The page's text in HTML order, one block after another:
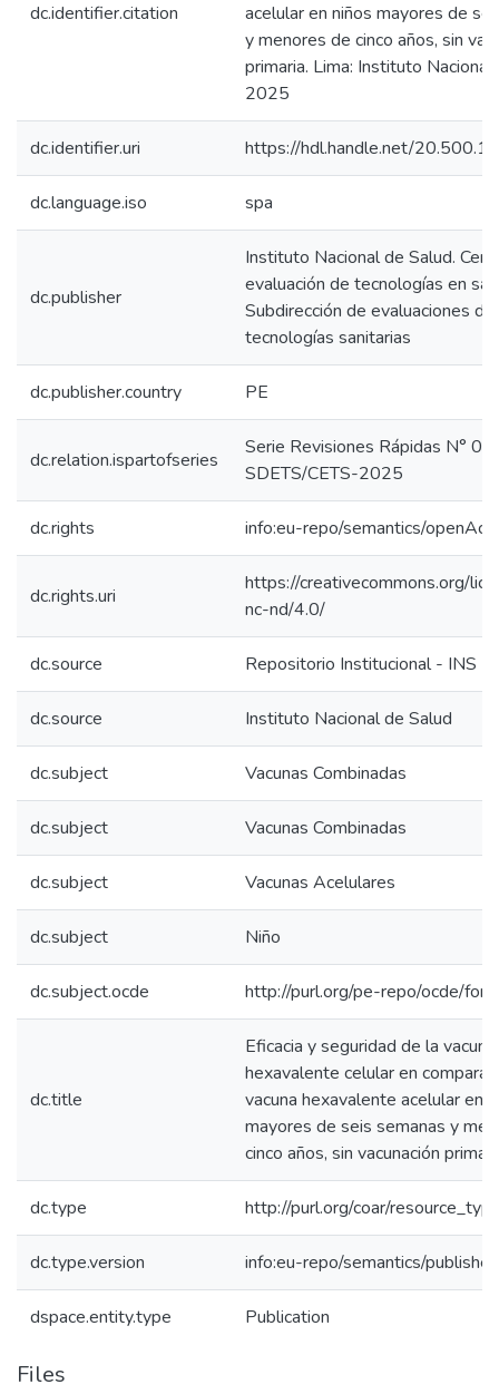
dc.identifier.citation
acelular en niños mayores de
y menores de cinco años, sin
primaria. Lima: Instituto Nacional
2025
dc.identifier.uri https://hdl.handle.net/
dc.language.iso spa
dc.publisher
Instituto Nacional de Salud.
evaluación de tecnologías en
Subdirección de evaluaciones de
tecnologías sanitarias
dc.publisher.country PE
dc.relation.ispartofseries
Serie Revisiones Rápidas N°
SDETS/CETS-2025
dc.rights info:eu-repo/semantics/
dc.rights.uri
https://creativecommons.org/
nc-nd/4.0/
dc.source Repositorio Institucional - INS
dc.source Instituto Nacional de Salud
dc.subject Vacunas Combinadas
dc.subject Vacunas Combinadas
dc.subject Vacunas Acelulares
dc.subject Niño
dc.subject.ocde http://purl.org/pe-repo/ocde/
dc.title
Eficacia y seguridad de la vacuna
hexavalente celular en
vacuna hexavalente acelular en
mayores de seis semanas y
cinco años, sin vacunación
dc.type http://purl.org/coar/
dc.type.version info:eu-repo/semantics/
dspace.entity.type Publication
Files